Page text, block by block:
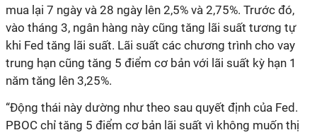
mua lại 7 ngày và 28 ngày lên 2,5% và 2,75%. Trước đó,
vào tháng 3, ngân hàng này cũng tăng lãi suất tương tự
khi Fed tăng lãi suất. Lãi suất các chương trình cho vay
trung hạn cũng tăng 5 điểm cơ bản với lãi suất kỳ hạn 1
năm tăng lên 3,25%.
“Động thái này dường như theo sau quyết định của Fed.
PBOC chỉ tăng 5 điểm cơ bản lãi suất vì không muốn thị